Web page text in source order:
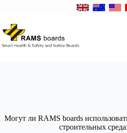
Могут ли RAMS boards
строительных